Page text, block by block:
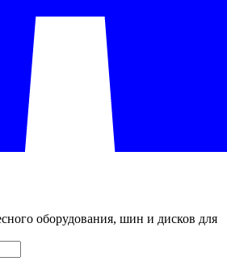
оборудования, шин и дисков для